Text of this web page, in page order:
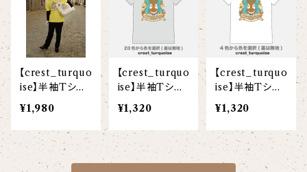
【crest_turquo
ise】半袖Tシャ
ツ(大人)
¥1,980
【crest_turquo
ise】半袖Tシャ
ツ(こども)
¥1,320
【crest_turquo
ise】半袖Tシャ
ツ(ベビー)
¥1,320